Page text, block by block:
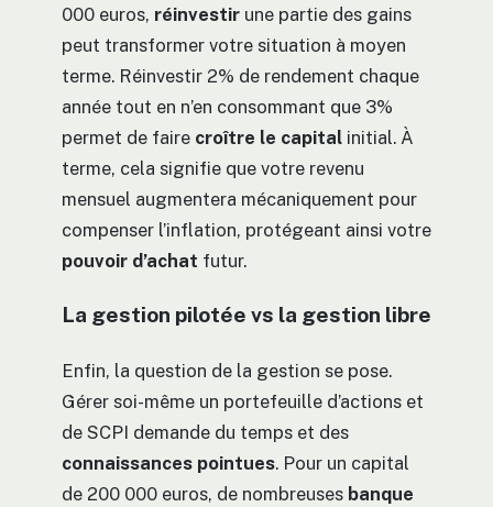
000 euros, réinvestir une partie des gains
peut transformer votre situation à moyen
terme. Réinvestir 2% de rendement chaque
année tout en n’en consommant que 3%
permet de faire croître le capital initial. À
terme, cela signifie que votre revenu
mensuel augmentera mécaniquement pour
compenser l’inflation, protégeant ainsi votre
pouvoir d’achat futur.
La gestion pilotée vs la gestion libre
Enfin, la question de la gestion se pose.
Gérer soi-même un portefeuille d’actions et
de SCPI demande du temps et des
connaissances pointues. Pour un capital
de 200 000 euros, de nombreuses banque